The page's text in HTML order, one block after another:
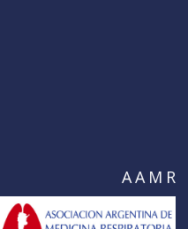
AAMR